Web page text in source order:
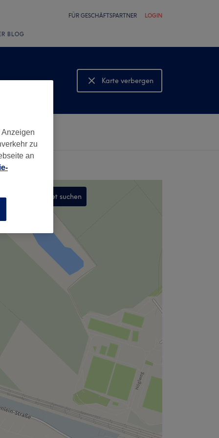
FÜR GESCHÄFTSPARTNER LOGIN
BLOG
Karte verbergen
Karte anzeigen
In diesem Gebiet suchen
zu
an